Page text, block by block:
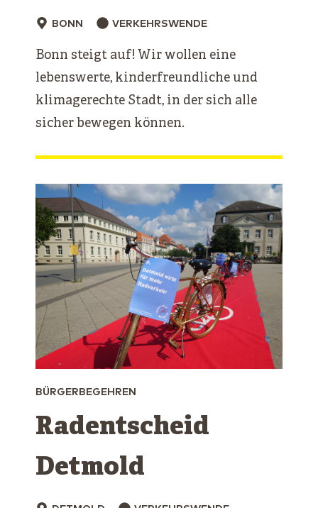
BONN VERKEHRSWENDE
Bonn steigt auf! Wir wollen eine
lebenswerte, kinderfreundliche und
klimagerechte Stadt, in der sich alle
sicher bewegen können.
BÜRGERBEGEHREN
Radentscheid
Detmold